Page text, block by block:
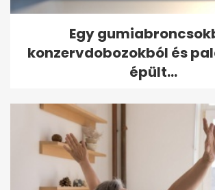
Egy
konzervdobozokból és
épült...